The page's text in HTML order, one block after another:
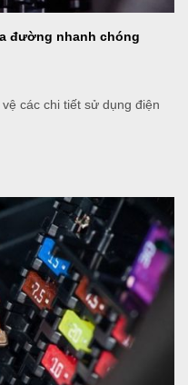
đường nhanh chóng
các chi tiết sử dụng điện